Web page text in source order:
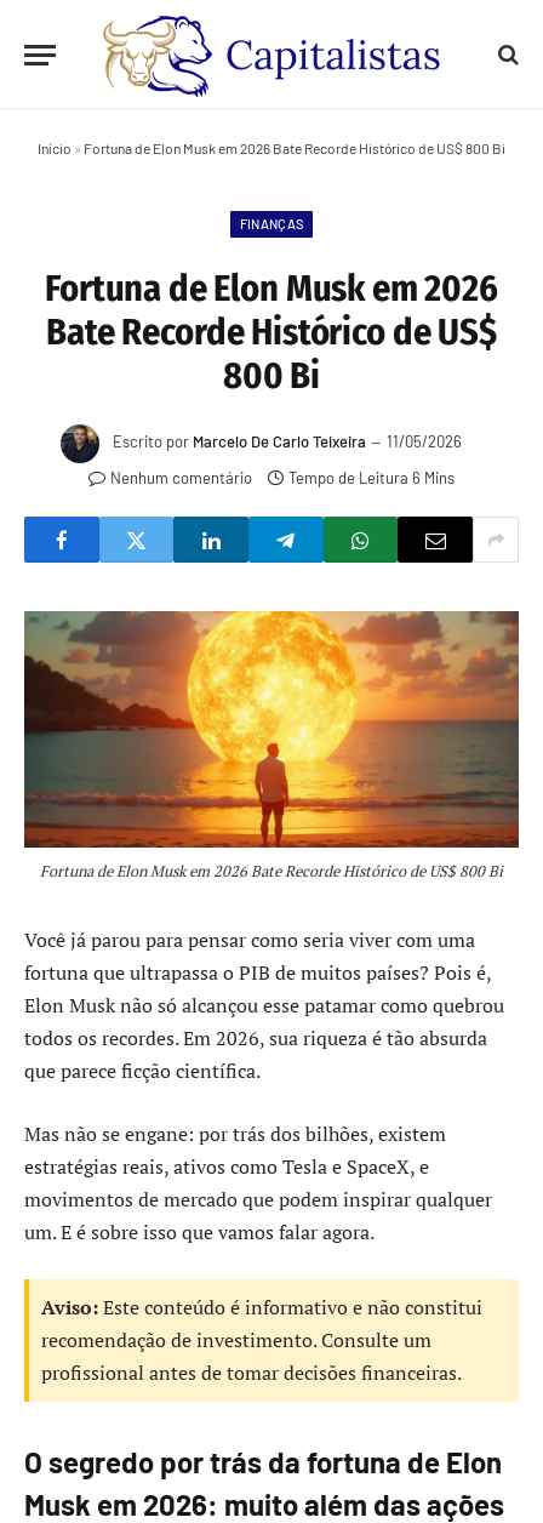
Início » Fortuna de Elon Musk em 2026 Bate Recorde Histórico de US$ 800 Bi
FINANÇAS
Fortuna de Elon Musk em 2026
Bate Recorde Histórico de US$
800 Bi
Escrito por Marcelo De Carlo Teixeira
11/05/2026
Nenhum comentário
Tempo de Leitura 6 Mins
Fortuna de Elon Musk em 2026 Bate Recorde Histórico de US$ 800 Bi
Você já parou para pensar como seria viver com uma
fortuna que ultrapassa o PIB de muitos países? Pois é,
Elon Musk não só alcançou esse patamar como quebrou
todos os recordes. Em 2026, sua riqueza é tão absurda
que parece ficção científica.
Mas não se engane: por trás dos bilhões, existem
estratégias reais, ativos como Tesla e SpaceX, e
movimentos de mercado que podem inspirar qualquer
um. E é sobre isso que vamos falar agora.
Aviso:Este conteúdo é informativo e não constitui
recomendação de investimento. Consulte um
profissional antes de tomar decisões financeiras.
O segredo por trás da fortuna de Elon
Musk em 2026: muito além das ações